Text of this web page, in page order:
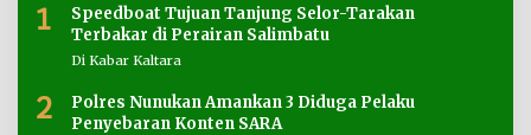
1
Speedboat Tujuan Tanjung Selor-Tarakan
Terbakar di Perairan Salimbatu
Di Kabar Kaltara
2
Polres Nunukan Amankan 3 Diduga Pelaku
Penyebaran Konten SARA